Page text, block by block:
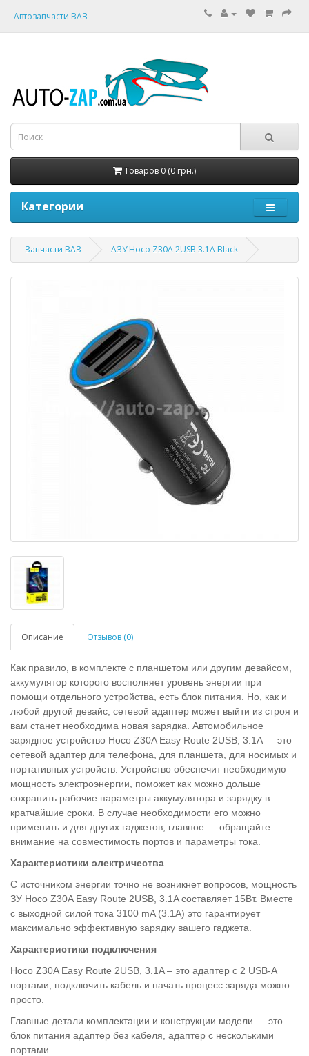
Автозапчасти ВАЗ
Товаров 0 (0 грн.)
Категории
Запчасти ВАЗ АЗУ Hoco Z30A 2USB 3.1A Black
Описание Отзывов (0)
Как правило, в комплекте с планшетом или другим девайсом,
аккумулятор которого восполняет уровень энергии при
помощи отдельного устройства, есть блок питания. Но, как и
любой другой девайс, сетевой адаптер может выйти из строя и
вам станет необходима новая зарядка. Автомобильное
зарядное устройство Hoco Z30A Easy Route 2USB, 3.1A — это
сетевой адаптер для телефона, для планшета, для носимых и
портативных устройств. Устройство обеспечит необходимую
мощность электроэнергии, поможет как можно дольше
сохранить рабочие параметры аккумулятора и зарядку в
кратчайшие сроки. В случае необходимости его можно
применить и для других гаджетов, главное — обращайте
внимание на совместимость портов и параметры тока.
Характеристики электричества
С источником энергии точно не возникнет вопросов, мощность
ЗУ Hoco Z30A Easy Route 2USB, 3.1A составляет 15Вт. Вместе
с выходной силой тока 3100 mA (3.1A) это гарантирует
максимально эффективную зарядку вашего гаджета.
Характеристики подключения
Hoco Z30A Easy Route 2USB, 3.1A – это адаптер с 2 USB-A
портами, подключить кабель и начать процесс заряда можно
просто.
Главные детали комплектации и конструкции модели — это
блок питания адаптер без кабеля, адаптер с несколькими
портами.